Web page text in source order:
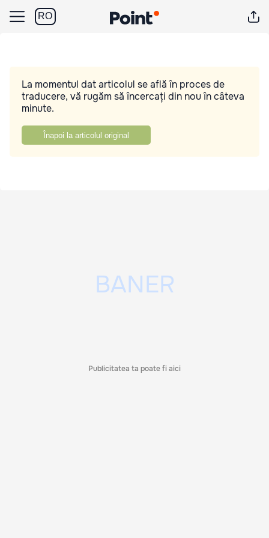
RO
La momentul dat articolul se află în proces de
traducere, vă rugăm să încercați din nou în câteva
minute.
Înapoi la articolul original
Publicitatea ta poate fi aici